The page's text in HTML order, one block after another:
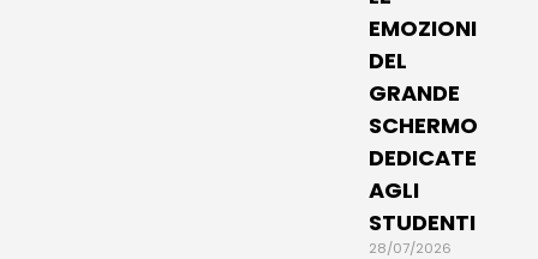
EMOZIONI
DEL
GRANDE
SCHERMO
DEDICATE
AGLI
STUDENTI
28/07/2026